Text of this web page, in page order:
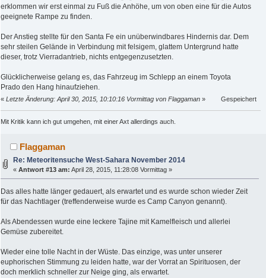
erklommen wir erst einmal zu Fuß die Anhöhe, um von oben eine für die Autos
geeignete Rampe zu finden.
Der Anstieg stellte für den Santa Fe ein unüberwindbares Hindernis dar. Dem
sehr steilen Gelände in Verbindung mit felsigem, glattem Untergrund hatte
dieser, trotz Vierradantrieb, nichts entgegenzusetzten.
Glücklicherweise gelang es, das Fahrzeug im Schlepp an einem Toyota
Prado den Hang hinaufziehen.
« Letzte Änderung: April 30, 2015, 10:10:16 Vormittag von Flaggaman » Gespeichert
Mit Kritik kann ich gut umgehen, mit einer Axt allerdings auch.
Flaggaman
Re: Meteoritensuche West-Sahara November 2014
«Antwort #13 am: April 28, 2015, 11:28:08 Vormittag »
Das alles hatte länger gedauert, als erwartet und es wurde schon wieder Zeit
für das Nachtlager (treffenderweise wurde es Camp Canyon genannt).
Als Abendessen wurde eine leckere Tajine mit Kamelfleisch und allerlei
Gemüse zubereitet.
Wieder eine tolle Nacht in der Wüste. Das einzige, was unter unserer
euphorischen Stimmung zu leiden hatte, war der Vorrat an Spirituosen, der
doch merklich schneller zur Neige ging, als erwartet.